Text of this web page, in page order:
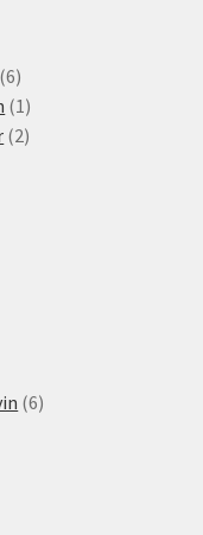
66
produktů
1 1
produkt
22
66